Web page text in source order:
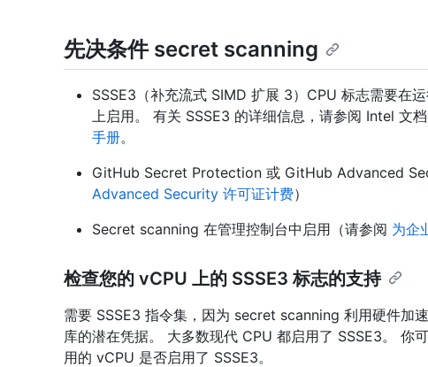
先决条件 secret scanning
SSSE3（补充流式 SIMD 扩展 3）CPU 标志需要
上启用。 有关 SSSE3 的详细信息，请参阅 Intel 文
手册。
GitHub Secret Protection 或 GitHub Advanced
Advanced Security 许可证计费）
Secret scanning 在管理控制台中启用（请参阅 为企
检查您的 vCPU 上的 SSSE3 标志的支持
需要 SSSE3 指令集，因为 secret scanning 利用硬件加
库的潜在凭据。 大多数现代 CPU 都启用了 SSSE3。
用的 vCPU 是否启用了 SSSE3。